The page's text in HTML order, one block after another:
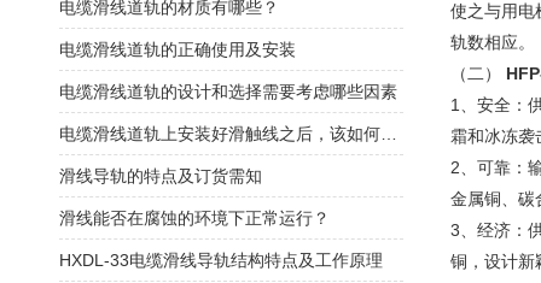
使之与用电
轨数相应。
（二）
1、安全：
霜和冰冻袭
2、可靠：
金属铜、碳
3、经济：
铜，设计新
电缆滑线道轨的材质有哪些？
电缆滑线道轨的正确使用及安装
电缆滑线道轨的设计和选择需要考虑哪些因素
滑线导轨的特点及订货需知
滑线能否在腐蚀的环境下正常运行？
HXDL-33电缆滑线导轨结构特点及工作原理